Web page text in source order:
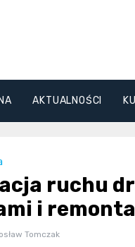
AKTUALNOŚCI
ruchu
i
Tomczak